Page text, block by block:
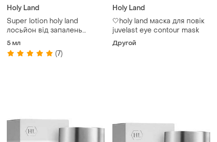
Holy Land
Super lotion holy land
лосьйон від запалень
комедонів міліумів
5 мл
(7)
Holy Land
🤍holy land маска для повік
juvelast eye contour mask
Другой